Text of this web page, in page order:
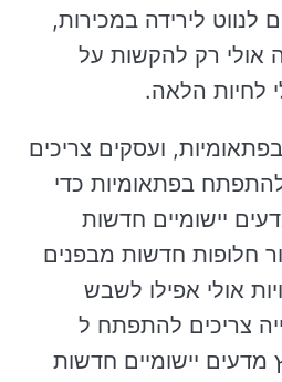
לנווט לירידה במכירות,
אולי רק להקשות על
לחיות הלאה.
ועסקים צריכים
בפתאומיות כדי
יישומיים חדשות
חלופות חדשות מבפנים
אולי אפילו לשבש
צריכים להתפתח ל
מדעים יישומיים חדשות